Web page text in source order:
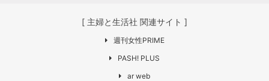
[ 主婦と生活社 関連サイト ]
週刊女性PRIME
PASH! PLUS
ar web